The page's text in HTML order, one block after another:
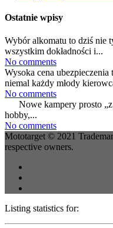
Ostatnie wpisy
Wybór alkomatu to dziś nie
wszystkim dokładności i...
No comments
Wysoka cena
niemal każdy młody
No comments
Nowe kampery prosto „z
hobby,...
No comments
Mototarget © 2021
respective owners.
Listing statistics for: